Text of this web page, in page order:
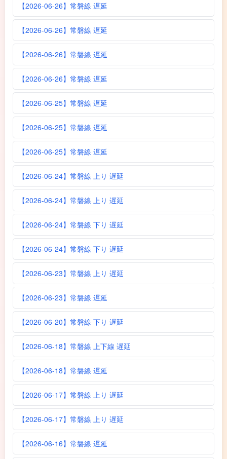
【2026-06-26】常磐線 遅延
【2026-06-26】常磐線 遅延
【2026-06-26】常磐線 遅延
【2026-06-26】常磐線 遅延
【2026-06-25】常磐線 遅延
【2026-06-25】常磐線 遅延
【2026-06-25】常磐線 遅延
【2026-06-24】常磐線 上り 遅延
【2026-06-24】常磐線 上り 遅延
【2026-06-24】常磐線 下り 遅延
【2026-06-24】常磐線 下り 遅延
【2026-06-23】常磐線 上り 遅延
【2026-06-23】常磐線 遅延
【2026-06-20】常磐線 下り 遅延
【2026-06-18】常磐線 上下線 遅延
【2026-06-18】常磐線 遅延
【2026-06-17】常磐線 上り 遅延
【2026-06-17】常磐線 上り 遅延
【2026-06-16】常磐線 遅延